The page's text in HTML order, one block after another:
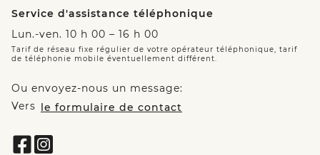
Service d'assistance téléphonique
Lun.-ven. 10 h 00 – 16 h 00
Tarif de réseau fixe régulier de votre opérateur téléphonique, tarif
de téléphonie mobile éventuellement différent.
Ou envoyez-nous un message:
Vers le formulaire de contact